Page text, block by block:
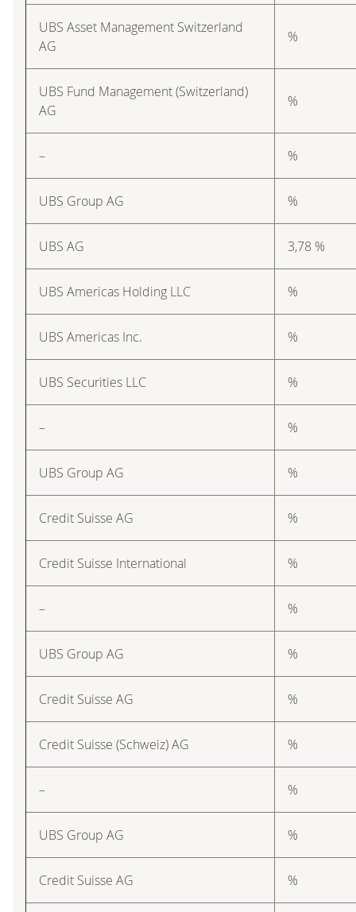
UBS Asset Management Switzerland
AG
%
UBS Fund Management (Switzerland)
AG
%
– %
UBS Group AG %
UBS AG 3,78 %
UBS Americas Holding LLC %
UBS Americas Inc. %
UBS Securities LLC %
– %
UBS Group AG %
Credit Suisse AG %
Credit Suisse International %
– %
UBS Group AG %
Credit Suisse AG %
Credit Suisse (Schweiz) AG %
– %
UBS Group AG %
Credit Suisse AG %